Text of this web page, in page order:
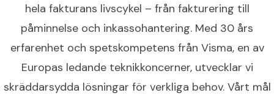
hela fakturans livscykel – från fakturering till
påminnelse och inkassohantering. Med 30 års
erfarenhet och spetskompetens från Visma, en av
Europas ledande teknikkoncerner, utvecklar vi
skräddarsydda lösningar för verkliga behov. Vårt mål